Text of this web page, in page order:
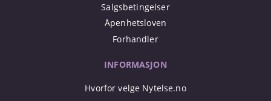
Salgsbetingelser
Åpenhetsloven
Forhandler
INFORMASJON
Hvorfor velge Nytelse.no